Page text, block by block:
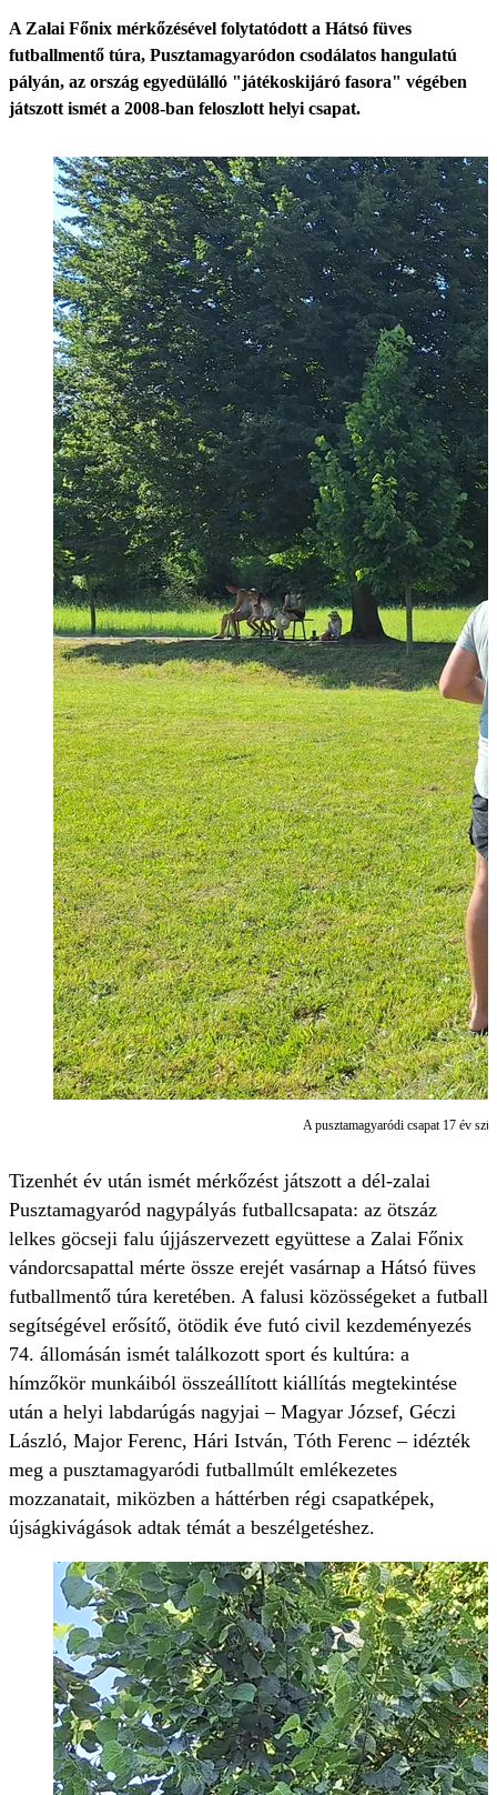
A Zalai Főnix mérkőzésével folytatódott a Hátsó füves
futballmentő túra, Pusztamagyaródon csodálatos hangulatú
pályán, az ország egyedülálló "játékoskijáró fasora" végében
játszott ismét a 2008-ban feloszlott helyi csapat.
A pusztamagyaródi csapat 17 év
Tizenhét év után ismét mérkőzést játszott a dél-zalai
Pusztamagyaród nagypályás futballcsapata: az ötszáz
lelkes göcseji falu újjászervezett együttese a Zalai Főnix
vándorcsapattal mérte össze erejét vasárnap a Hátsó füves
futballmentő túra keretében. A falusi közösségeket a futball
segítségével erősítő, ötödik éve futó civil kezdeményezés
74. állomásán ismét találkozott sport és kultúra: a
hímzőkör munkáiból összeállított kiállítás megtekintése
után a helyi labdarúgás nagyjai – Magyar József, Géczi
László, Major Ferenc, Hári István, Tóth Ferenc – idézték
meg a pusztamagyaródi futballmúlt emlékezetes
mozzanatait, miközben a háttérben régi csapatképek,
újságkivágások adtak témát a beszélgetéshez.